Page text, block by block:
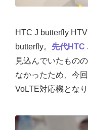
HTC J butterfly
butterfly。 先代
見込んでいたもの
なかったため、今
VoLTE対応機となり